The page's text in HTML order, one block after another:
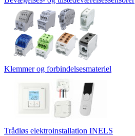
Klemmer og forbindelsesmateriel
Trådløs elektroinstallation INELS